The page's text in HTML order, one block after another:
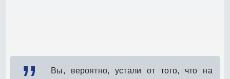
Вы, вероятно, устали от того, что на